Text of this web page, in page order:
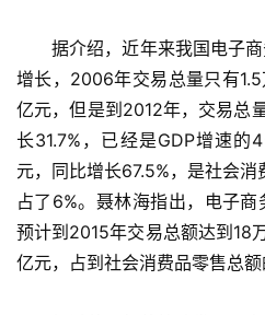
据介绍，近年来我国电子商
增长，2006年交易总量只有
亿元，但是到2012年，交易总
长31.7%，已经是GDP增速的
元，同比增长67.5%，是社会消
占了6%。聂林海指出，电子商
预计到2015年交易总额达到18
亿元，占到社会消费品零售总额